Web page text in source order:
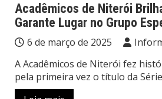
Acadêmicos de Niterói
Garante Lugar no Grupo
6 de março de 2025
A Acadêmicos de Niterói fez
pela primeira vez o título da Série